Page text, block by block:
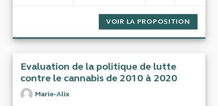
VOIR LA PROPOSITION
Evaluation de la politique de lutte
contre le cannabis de 2010 à 2020
Marie-Alix